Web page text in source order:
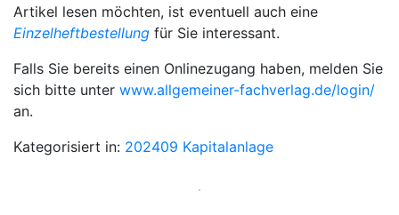
Artikel lesen möchten, ist eventuell auch eine
Einzelheftbestellung für Sie interessant.
Falls Sie bereits einen Onlinezugang haben, melden Sie
sich bitte unter www.allgemeiner-fachverlag.de/login/
an.
Kategorisiert in: 202409 Kapitalanlage